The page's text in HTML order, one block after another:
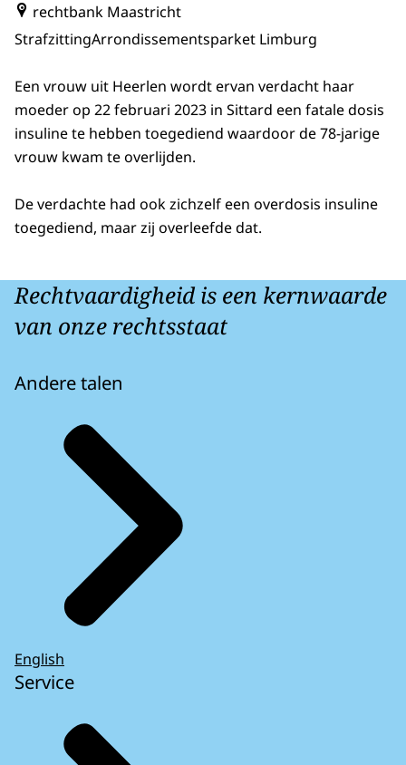
rechtbank Maastricht
StrafzittingArrondissementsparket Limburg
Een vrouw uit Heerlen wordt ervan verdacht haar
moeder op 22 februari 2023 in Sittard een fatale dosis
insuline te hebben toegediend waardoor de 78-jarige
vrouw kwam te overlijden.
De verdachte had ook zichzelf een overdosis insuline
toegediend, maar zij overleefde dat.
Rechtvaardigheid is een kernwaarde
van onze rechtsstaat
Andere talen
English
Service